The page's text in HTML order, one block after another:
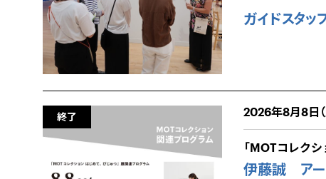
ガイドスタッ
終了 2026年8月8日
「MOTコレク
伊藤誠 アー